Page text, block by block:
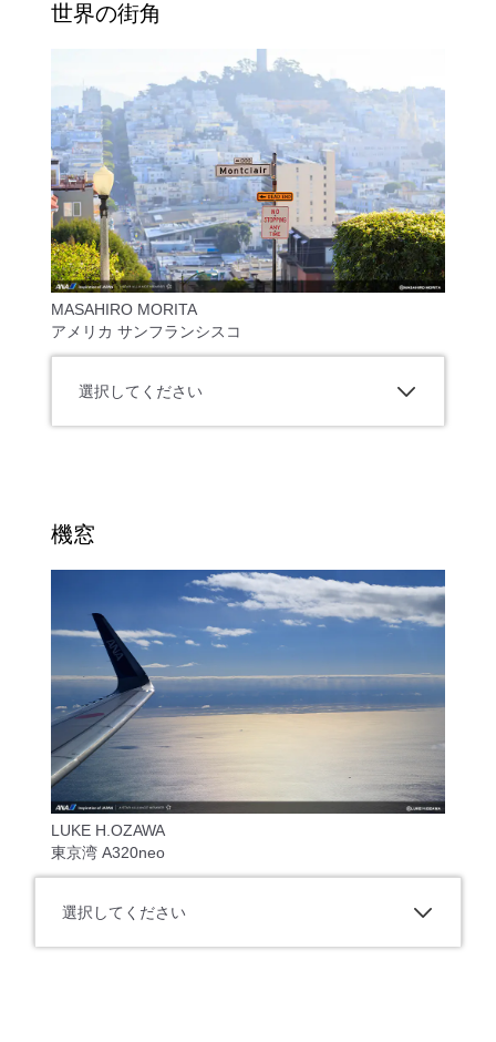
世界の街角
MASAHIRO MORITA
アメリカ サンフランシスコ
選択してください
機窓
LUKE H.OZAWA
東京湾 A320neo
選択してください